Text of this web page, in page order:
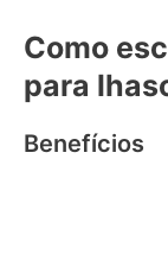
Como
para
Benefícios